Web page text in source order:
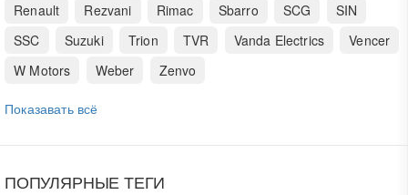
Renault
Rezvani Rimac Sbarro SCG
SIN
SSC
Suzuki Trion TVR Vanda Electrics
Vencer
W Motors
Weber Zenvo
Показавать всё
ПОПУЛЯРНЫЕ ТЕГИ